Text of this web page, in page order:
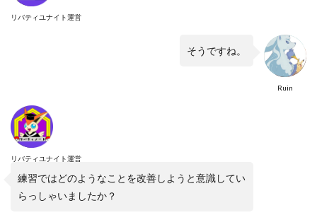
リバティユナイト運営
Ruin
そうですね。
リバティユナイト運営
練習ではどのようなことを改善しようと意識してい
らっしゃいましたか？